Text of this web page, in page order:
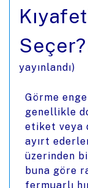
Seçer?
yayınlandı)
Görme
genellikle
etiket veya
ayırt
üzerinden
buna göre
fermuarlı